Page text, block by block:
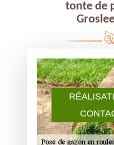
tonte de